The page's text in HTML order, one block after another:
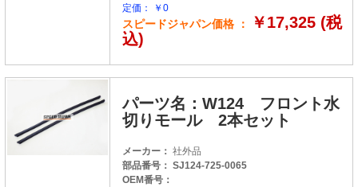
定価： ￥0
スピードジャパン価格 ：
￥17,325 (税
込)
パーツ名：W124 フロント水
切りモール 2本セット
メーカー： 社外品
部品番号： SJ124-725-0065
OEM番号：